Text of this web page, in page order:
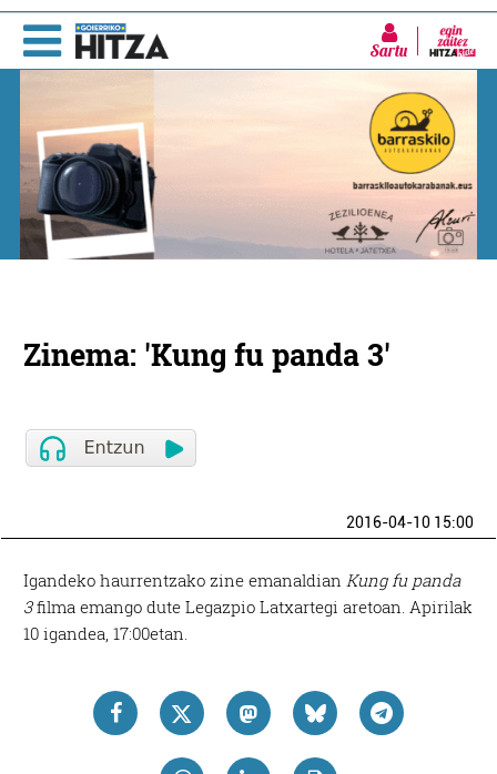
Sartu
Zinema: 'Kung fu panda 3'
2016-04-10 15:00
Igandeko haurrentzako zine emanaldianKung fu panda
3filma emango dute Legazpio Latxartegi aretoan. Apirilak
10 igandea, 17:00etan.